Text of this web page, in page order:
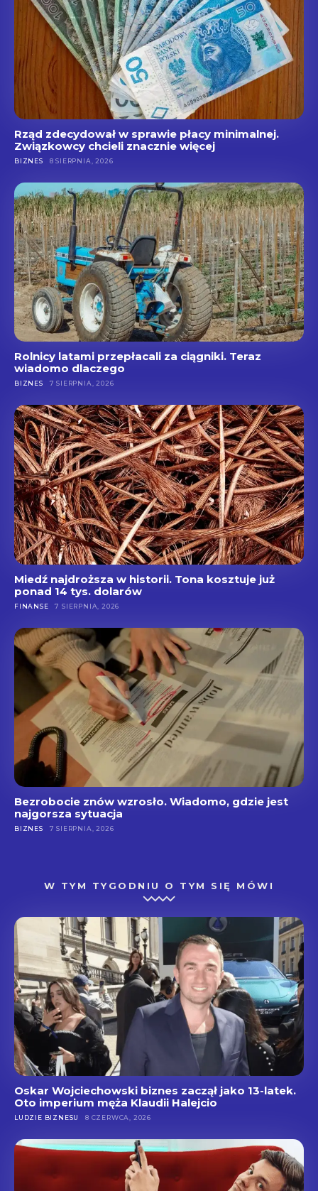
Rząd zdecydował w sprawie płacy minimalnej.
Związkowcy chcieli znacznie więcej
BIZNES 8 SIERPNIA, 2026
Rolnicy latami przepłacali za ciągniki. Teraz
wiadomo dlaczego
BIZNES 7 SIERPNIA, 2026
Miedź najdroższa w historii. Tona kosztuje już
ponad 14 tys. dolarów
FINANSE 7 SIERPNIA, 2026
Bezrobocie znów wzrosło. Wiadomo, gdzie jest
najgorsza sytuacja
BIZNES 7 SIERPNIA, 2026
W TYM TYGODNIU O TYM SIĘ MÓWI
Oskar Wojciechowski biznes zaczął jako 13-latek.
Oto imperium męża Klaudii Halejcio
LUDZIE BIZNESU 8 CZERWCA, 2026